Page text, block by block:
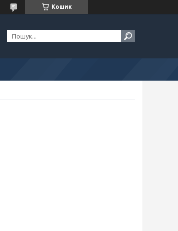
Кошик